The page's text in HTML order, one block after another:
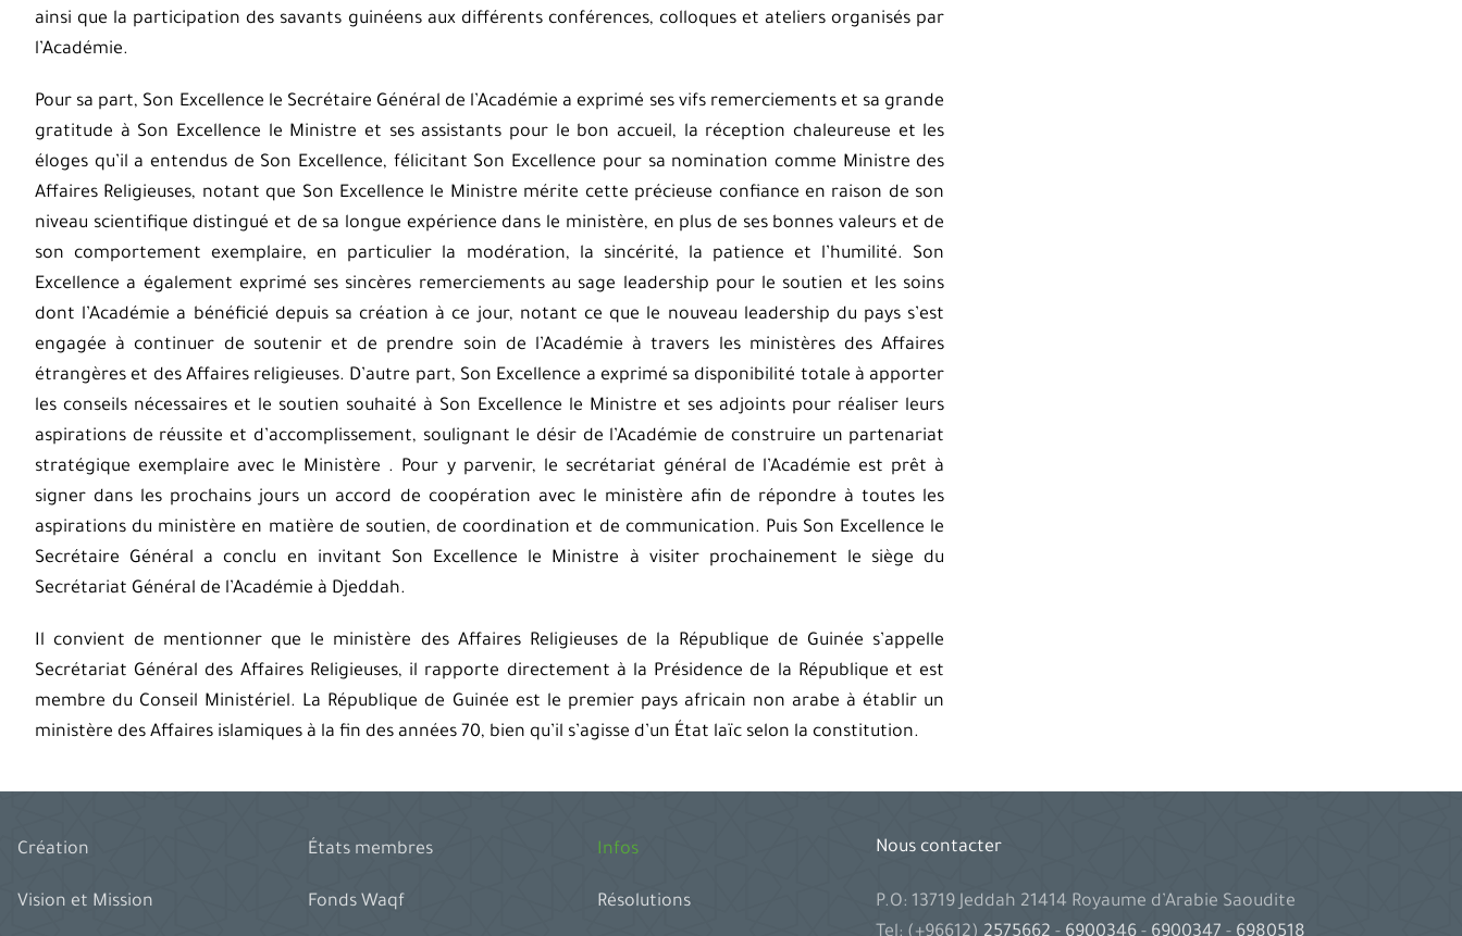
ainsi que la participation des savants guinéens aux différents conférences, colloques et ateliers organisés par
l’Académie.
Pour sa part, Son Excellence le Secrétaire Général de l’Académie a exprimé ses vifs remerciements et sa grande
gratitude à Son Excellence le Ministre et ses assistants pour le bon accueil, la réception chaleureuse et les
éloges qu’il a entendus de Son Excellence, félicitant Son Excellence pour sa nomination comme Ministre des
Affaires Religieuses, notant que Son Excellence le Ministre mérite cette précieuse confiance en raison de son
niveau scientifique distingué et de sa longue expérience dans le ministère, en plus de ses bonnes valeurs et de
son comportement exemplaire, en particulier la modération, la sincérité, la patience et l’humilité. Son
Excellence a également exprimé ses sincères remerciements au sage leadership pour le soutien et les soins
dont l’Académie a bénéficié depuis sa création à ce jour, notant ce que le nouveau leadership du pays s’est
engagée à continuer de soutenir et de prendre soin de l’Académie à travers les ministères des Affaires
étrangères et des Affaires religieuses. D’autre part, Son Excellence a exprimé sa disponibilité totale à apporter
les conseils nécessaires et le soutien souhaité à Son Excellence le Ministre et ses adjoints pour réaliser leurs
aspirations de réussite et d’accomplissement, soulignant le désir de l’Académie de construire un partenariat
stratégique exemplaire avec le Ministère . Pour y parvenir, le secrétariat général de l’Académie est prêt à
signer dans les prochains jours un accord de coopération avec le ministère afin de répondre à toutes les
aspirations du ministère en matière de soutien, de coordination et de communication. Puis Son Excellence le
Secrétaire Général a conclu en invitant Son Excellence le Ministre à visiter prochainement le siège du
Secrétariat Général de l’Académie à Djeddah.
Il convient de mentionner que le ministère des Affaires Religieuses de la République de Guinée s’appelle
Secrétariat Général des Affaires Religieuses, il rapporte directement à la Présidence de la République et est
membre du Conseil Ministériel. La République de Guinée est le premier pays africain non arabe à établir un
ministère des Affaires islamiques à la fin des années 70, bien qu’il s’agisse d’un État laïc selon la constitution.
Création
Vision et Mission
États membres
Fonds Waqf
Infos
Résolutions
Nous contacter
P.O: 13719 Jeddah 21414 Royaume d’Arabie Saoudite